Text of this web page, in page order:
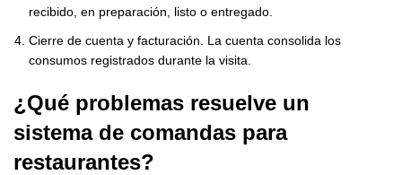
recibido, en preparación, listo o entregado.
Cierre de cuenta y facturación. La cuenta consolida los
consumos registrados durante la visita.
¿Qué problemas resuelve un
sistema de comandas para
restaurantes?